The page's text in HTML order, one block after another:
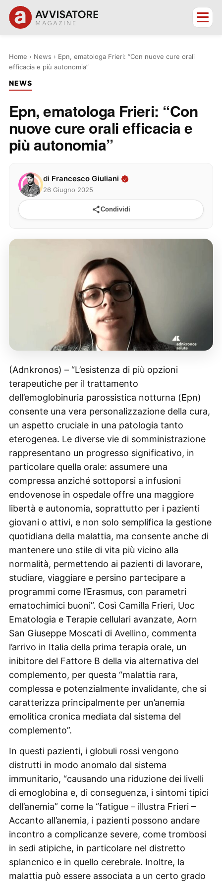
Home › News › Epn, ematologa Frieri: “Con nuove cure orali
efficacia e più autonomia”
NEWS
Epn, ematologa Frieri: “Con
nuove cure orali efficacia e
più autonomia”
di Francesco Giuliani
26 Giugno 2025
Condividi
(Adnkronos) – “L’esistenza di più opzioni
terapeutiche per il trattamento
dell’emoglobinuria parossistica notturna (Epn)
consente una vera personalizzazione della cura,
un aspetto cruciale in una patologia tanto
eterogenea. Le diverse vie di somministrazione
rappresentano un progresso significativo, in
particolare quella orale: assumere una
compressa anziché sottoporsi a infusioni
endovenose in ospedale offre una maggiore
libertà e autonomia, soprattutto per i pazienti
giovani o attivi, e non solo semplifica la gestione
quotidiana della malattia, ma consente anche di
mantenere uno stile di vita più vicino alla
normalità, permettendo ai pazienti di lavorare,
studiare, viaggiare e persino partecipare a
programmi come l’Erasmus, con parametri
ematochimici buoni”. Così Camilla Frieri, Uoc
Ematologia e Terapie cellulari avanzate, Aorn
San Giuseppe Moscati di Avellino, commenta
l’arrivo in Italia della prima terapia orale, un
inibitore del Fattore B della via alternativa del
complemento, per questa “malattia rara,
complessa e potenzialmente invalidante, che si
caratterizza principalmente per un’anemia
emolitica cronica mediata dal sistema del
complemento”.
In questi pazienti, i globuli rossi vengono
distrutti in modo anomalo dal sistema
immunitario, “causando una riduzione dei livelli
di emoglobina e, di conseguenza, i sintomi tipici
dell’anemia” come la “fatigue – illustra Frieri –
Accanto all’anemia, i pazienti possono andare
incontro a complicanze severe, come trombosi
in sedi atipiche, in particolare nel distretto
splancnico e in quello cerebrale. Inoltre, la
malattia può essere associata a un certo grado